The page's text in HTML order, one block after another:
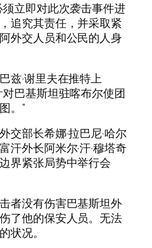
须立即对此次袭击事件进
追究其责任，并采取紧
外交人员和公民的人身
兹·谢里夫在推特上
巴基斯坦驻喀布尔使团
。”
交部长希娜·拉巴尼·哈尔
汗外长阿米尔·汗·穆塔奇
界紧张局势中举行会
者没有伤害巴基斯坦外
了他的保安人员。无法
状况。